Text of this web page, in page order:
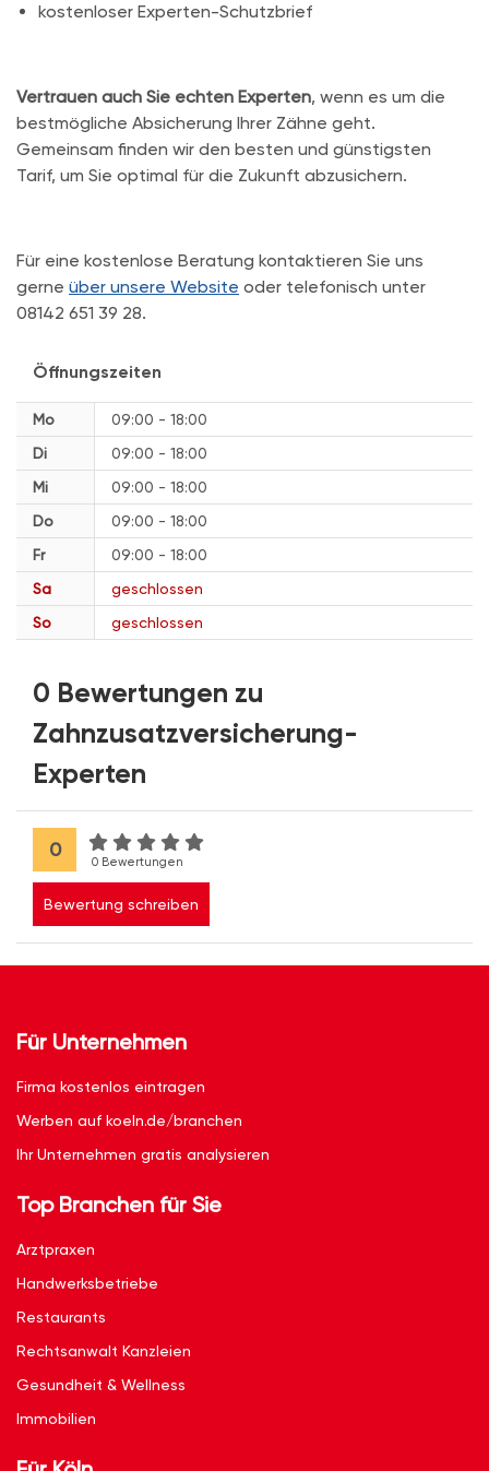
kostenloser Experten-Schutzbrief
Vertrauen auch Sie echten Experten, wenn es um die
bestmögliche Absicherung Ihrer Zähne geht.
Gemeinsam finden wir den besten und günstigsten
Tarif, um Sie optimal für die Zukunft abzusichern.
Für eine kostenlose Beratung kontaktieren Sie uns
gerne über unsere Website oder telefonisch unter
08142 651 39 28.
Öffnungszeiten
Mo
09:00 - 18:00
Di
09:00 - 18:00
Mi
09:00 - 18:00
Do
09:00 - 18:00
Fr
09:00 - 18:00
Sa
geschlossen
So
geschlossen
0 Bewertungen zu
Zahnzusatzversicherung-
Experten
0
0 Bewertungen
Bewertung schreiben
Für Unternehmen
Firma kostenlos eintragen
Werben auf koeln.de/branchen
Ihr Unternehmen gratis analysieren
Top Branchen für Sie
Arztpraxen
Handwerksbetriebe
Restaurants
Rechtsanwalt Kanzleien
Gesundheit & Wellness
Immobilien